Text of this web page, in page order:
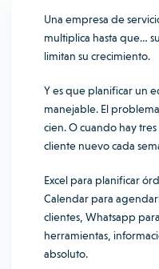
Una empresa de
multiplica hasta que…
limitan su crecimiento.
Y es que planificar un
manejable. El
cien. O cuando hay
cliente nuevo cada
Excel para planificar
Calendar para
clientes, Whatsapp
herramientas,
absoluto.